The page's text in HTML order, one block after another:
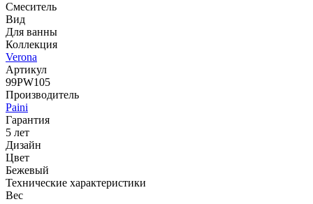
Смеситель
Вид
Для ванны
Коллекция
Verona
Артикул
99PW105
Производитель
Paini
Гарантия
5 лет
Дизайн
Цвет
Бежевый
Технические характеристики
Вес